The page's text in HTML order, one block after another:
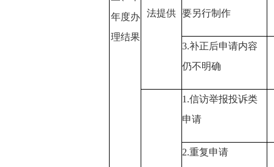
年度办
理结果
法提供 要另行制作
3.补正后申请内容
仍不明确
1.信访举报投诉类
申请
2.重复申请